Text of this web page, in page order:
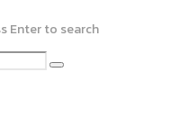
Enter to search